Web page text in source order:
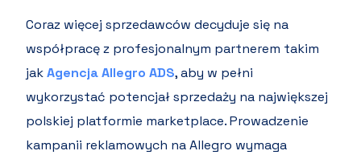
Coraz więcej sprzedawców decyduje się na
współpracę z profesjonalnym partnerem takim
jak Agencja Allegro ADS, aby w pełni
wykorzystać potencjał sprzedaży na największej
polskiej platformie marketplace. Prowadzenie
kampanii reklamowych na Allegro wymaga